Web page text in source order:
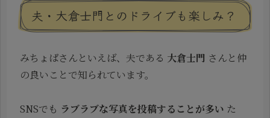
夫・大倉士門とのドライブも楽しみ？
みちょぱさんといえば、夫である 大倉士門 さんと仲
の良いことで知られています。
SNSでも ラブラブな写真を投稿することが多い た